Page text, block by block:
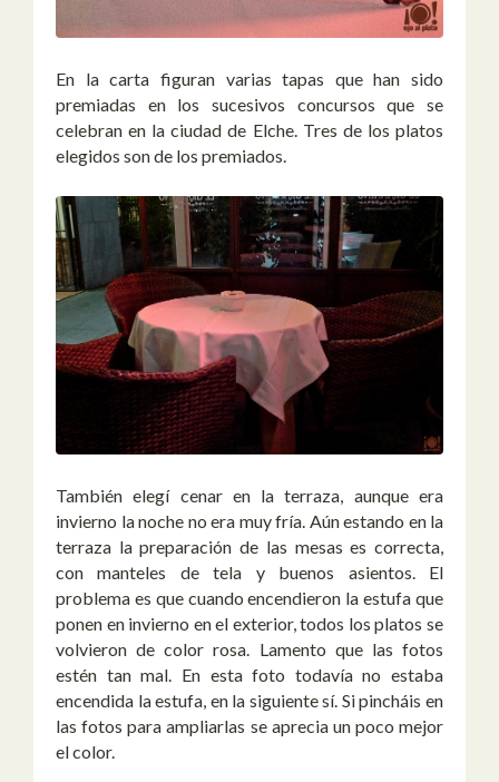
En la carta figuran varias tapas que han sido
premiadas en los sucesivos concursos que se
celebran en la ciudad de Elche. Tres de los platos
elegidos son de los premiados.
También elegí cenar en la terraza, aunque era
invierno la noche no era muy fría. Aún estando en la
terraza la preparación de las mesas es correcta,
con manteles de tela y buenos asientos. El
problema es que cuando encendieron la estufa que
ponen en invierno en el exterior, todos los platos se
volvieron de color rosa. Lamento que las fotos
estén tan mal. En esta foto todavía no estaba
encendida la estufa, en la siguiente sí. Si pincháis en
las fotos para ampliarlas se aprecia un poco mejor
el color.